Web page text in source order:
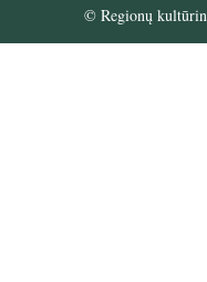
© Regionų